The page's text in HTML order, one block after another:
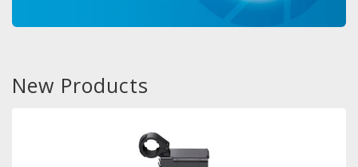
New Products